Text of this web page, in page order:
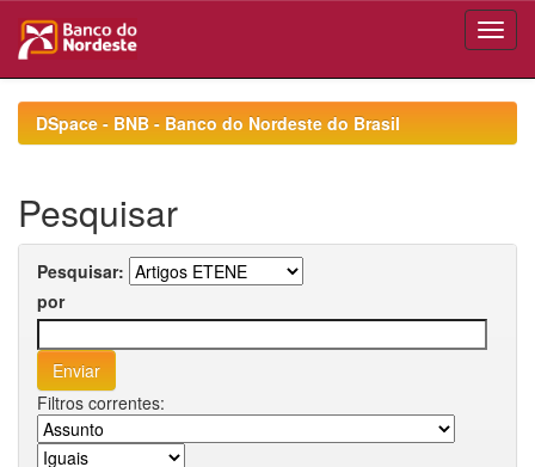
navigationDSpace - BNB - Banco do Nordeste do Brasil
Pesquisar
Pesquisar:
por
Filtros correntes: